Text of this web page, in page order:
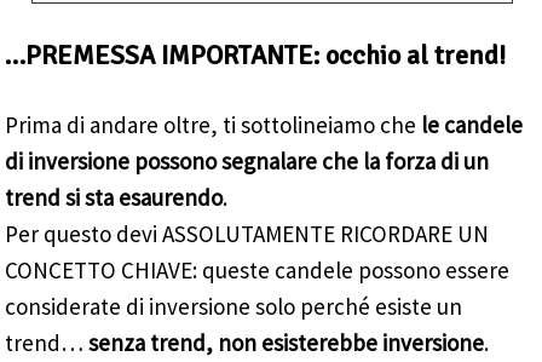
…PREMESSA IMPORTANTE: occhio al trend!
Prima di andare oltre, ti sottolineiamo che le candele
di inversione possono segnalare che la forza di un
trend si sta esaurendo.
Per questo devi ASSOLUTAMENTE RICORDARE UN
CONCETTO CHIAVE: queste candele possono essere
considerate di inversione solo perché esiste un
trend…senza trend, non esisterebbe inversione.